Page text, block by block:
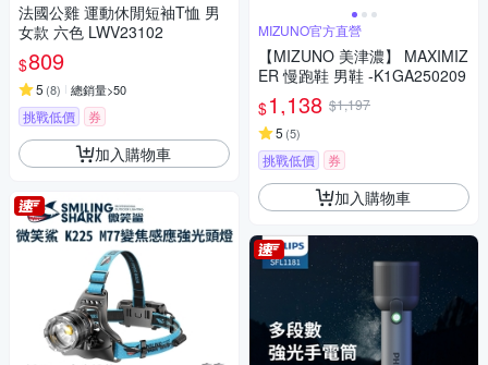
法國公雞 運動休閒短袖T恤 男
女款 六色 LWV23102
$809
5 (8) 總銷量>50
挑戰低價 券
加入購物車
MIZUNO官方直營
【MIZUNO 美津濃】 MAXIMIZ
ER 慢跑鞋 男鞋 -K1GA250209
$1,138 $1,197
5 (5)
挑戰低價 券
加入購物車